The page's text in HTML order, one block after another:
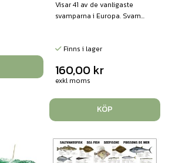
Visar 41 av de vanligaste
svamparna i Europa. Svam...
Finns i lager
160,00 kr
exkl moms
KÖP